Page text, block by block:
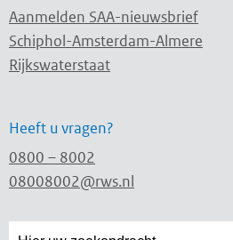
Aanmelden SAA-nieuwsbrief
Schiphol-Amsterdam-Almere
Rijkswaterstaat
Heeft u vragen?
0800 – 8002
08008002@rws.nl